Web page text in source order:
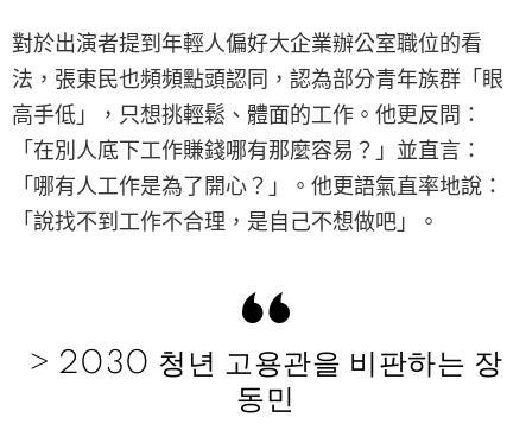
對於出演者提到年輕人偏好大企業辦公室職位的看
法，張東民也頻頻點頭認同，認為部分青年族群「眼
高手低」，只想挑輕鬆、體面的工作。他更反問：
「在別人底下工作賺錢哪有那麼容易？」並直言：
「哪有人工作是為了開心？」。他更語氣直率地說：
「說找不到工作不合理，是自己不想做吧」。
> 2030 청년 고용관을 비판하는 장
동민